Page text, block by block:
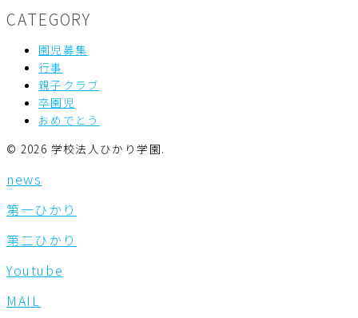
CATEGORY
園児募集
行事
親子クラブ
卒園児
おめでとう
© 2026 学校法人ひかり学園.
news
第一ひかり
第二ひかり
Youtube
MAIL